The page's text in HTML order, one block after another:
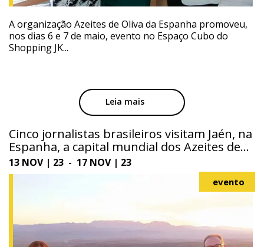
A organização Azeites de Oliva da Espanha promoveu,
nos dias 6 e 7 de maio, evento no Espaço Cubo do
Shopping JK...
Leia mais
Cinco jornalistas brasileiros visitam Jaén, na
Espanha, a capital mundial dos Azeites de
Oliva
13 NOV | 23 - 17 NOV | 23
evento